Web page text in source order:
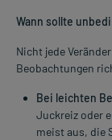
Wann sollte
Nicht jede
Beobachtungen
Bei leichten
Juckreiz oder
meist aus, die